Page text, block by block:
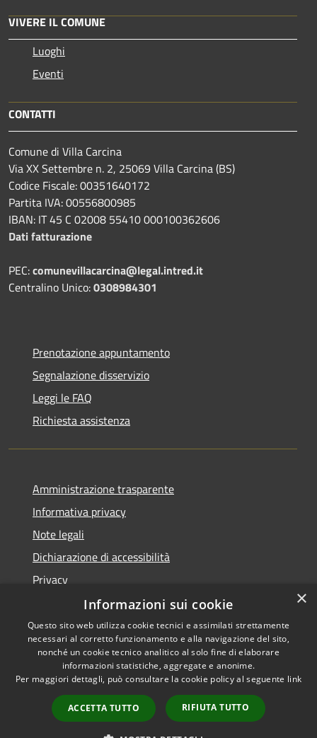
VIVERE IL COMUNE
Luoghi
Eventi
CONTATTI
Comune di Villa Carcina
Via XX Settembre n. 2, 25069 Villa Carcina (BS)
Codice Fiscale: 00351640172
Partita IVA: 00556800985
IBAN: IT 45 C 02008 55410 000100362606
Dati fatturazione
PEC:comunevillacarcina@legal.intred.it
Centralino Unico:0308984301
Prenotazione appuntamento
Segnalazione disservizio
Leggi le FAQ
Richiesta assistenza
Amministrazione trasparente
Informativa privacy
Note legali
Dichiarazione di accessibilità
Privacy
Accessibilità
Privacy
Mappa del sito
Copyright © 2026 • Comune di
Villa Carcina • Powered by
Municipium•Accesso
redazione
×
Informazioni sui cookie
Questo sito web utilizza cookie tecnici e assimilati strettamente
necessari al corretto funzionamento e alla navigazione del sito,
nonché un cookie tecnico analitico al solo fine di elaborare
informazioni statistiche, aggregate e anonime.
Per maggiori dettagli, può consultare la cookie policy al seguente link
ACCETTA TUTTO RIFIUTA TUTTO